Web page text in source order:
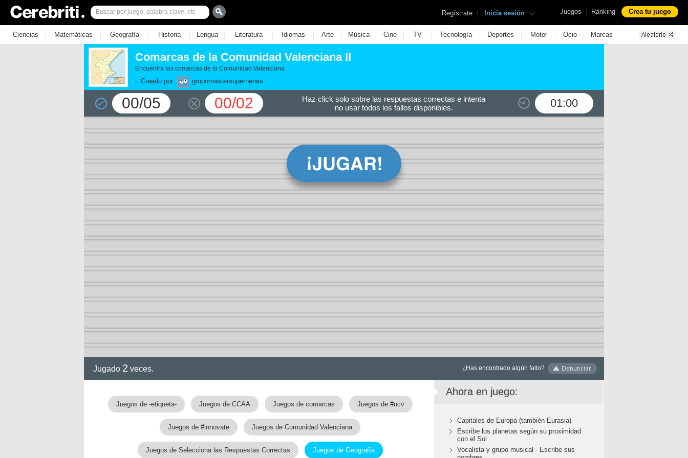
Juegos | Ránking Crea tu juego
Regístrate | Inicia sesión
Ciencias | Matemáticas | Geografía | Historia | Lengua | Literatura | Idiomas | Arte | Música | Cine | TV | Tecnología | Deportes | Motor | Ocio | Marcas
Comarcas de la Comunidad Valenciana II
Encuentra las comarcas de la Comunidad Valenciana
Creado por: grupomastersupernenas
00/05 00/02 01:00
Haz click solo sobre las respuestas correctas e intenta
no usar todos los fallos disponibles.
Jugado 2 veces. ¿Has encontrado algún fallo?
Juegos de -etiqueta- Juegos de CCAA Juegos de comarcas Juegos de #ucv
Juegos de #innovate Juegos de Comunidad Valenciana
Juegos de Selecciona las Respuestas Correctas Juegos de Geografía
Ahora en juego:
Capitales de Europa (también Eurasia)
Escribe los planetas según su proximidad
con el Sol
Vocalista y grupo musical - Escribe sus